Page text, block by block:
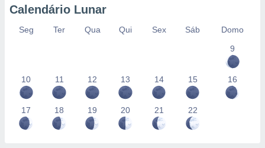
Calendário Lunar
Seg Ter Qua Qui Sex Sáb
Domo
9
10 11 12 13 14 15 16
17 18 19 20 21 22